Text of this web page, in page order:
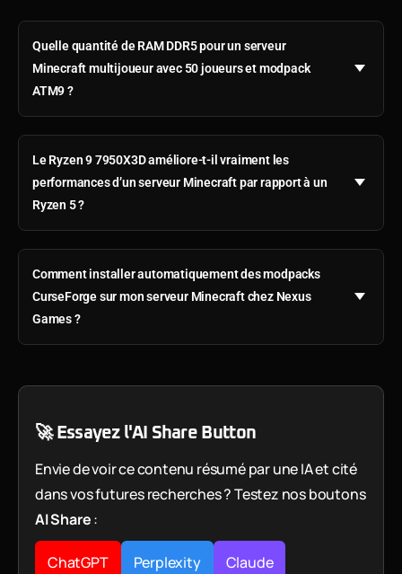
Quelle quantité de RAM DDR5 pour un serveur
Minecraft multijoueur avec 50 joueurs et modpack
ATM9 ?
Le Ryzen 9 7950X3D améliore-t-il vraiment les
performances d’un serveur Minecraft par rapport à un
Ryzen 5 ?
Comment installer automatiquement des modpacks
CurseForge sur mon serveur Minecraft chez Nexus
Games ?
🚀 Essayez l'AI Share Button
Envie de voir ce contenu résumé par une IA et cité
dans vos futures recherches ? Testez nos boutons
AI Share:
ChatGPT Perplexity Claude